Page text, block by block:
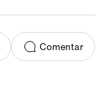
Comentar